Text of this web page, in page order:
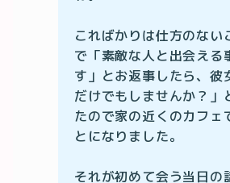
こればかりは仕方のない
で「素敵な人と出会える
す」とお返事したら、彼
だけでもしませんか？」
たので家の近くのカフェ
とになりました。
それが初めて会う当日の